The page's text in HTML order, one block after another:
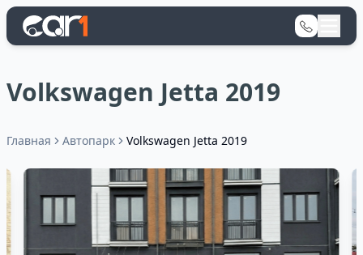
Volkswagen Jetta 2019
Главная Автопарк Volkswagen Jetta 2019